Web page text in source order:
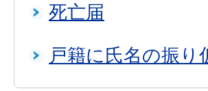
死亡届
戸籍に氏名の振